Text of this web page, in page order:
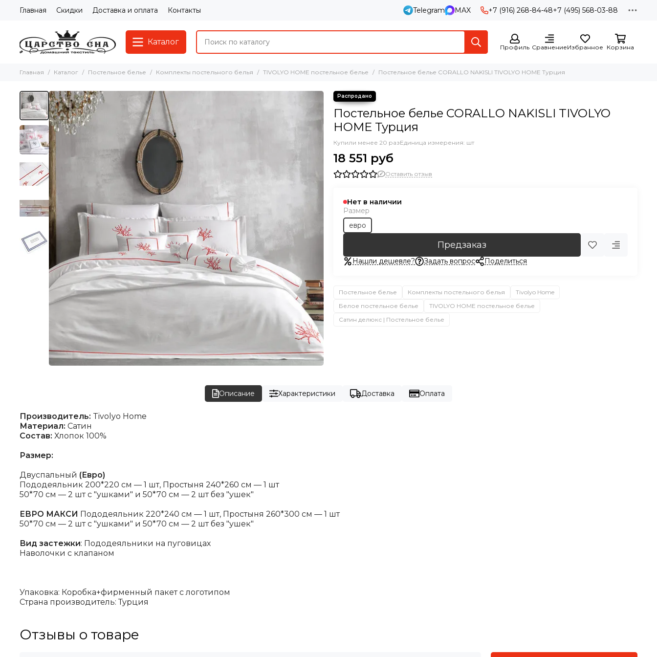
Главная Скидки Доставка и оплата Контакты Telegram MAX +7 (916) 268-84-48+7 (495) 568-03-88
Каталог
Профиль СравнениеИзбранное Корзина
Главная Каталог Постельное белье Комплекты постельного белья TIVOLYO HOME постельное белье Постельное белье CORALLO NAKISLI TIVOLYO HOME Турция
Постельное белье CORALLO NAKISLI TIVOLYO
HOME Турция
Купили менее 20 разЕдиница измерения: шт
18 551 руб
Оставить отзыв
Нет в наличии
Размер
евро
Предзаказ
Нашли дешевле? Задать вопрос Поделиться
Постельное белье Комплекты постельного белья
Tivolyo Home
Белое постельное белье
TIVOLYO HOME постельное белье
Сатин делюкс | Постельное белье
Описание Характеристики Доставка Оплата
Производитель: Tivolyo Home
Материал: Сатин
Состав: Хлопок 100%
Размер:
Двуспальный (Евро)
Пододеяльник 200*220 см — 1 шт, Простыня 240*260 см — 1 шт
50*70 см — 2 шт с "ушками" и 50*70 см — 2 шт без "ушек"
ЕВРО МАКСИ Пододеяльник 220*240 см — 1 шт, Простыня 260*300 см — 1 шт
50*70 см — 2 шт с "ушками" и 50*70 см — 2 шт без "ушек"
Вид застежки: Пододеяльники на пуговицах
Наволочки с клапаном
Упаковка: Коробка+фирменный пакет с логотипом
Страна производитель: Турция
Отзывы о товаре